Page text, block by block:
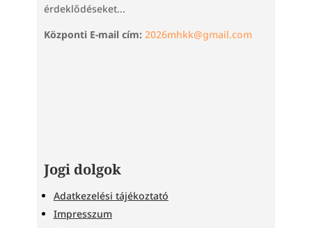
érdeklődéseket...
Központi E-mail cím: 2026mhkk@gmail.com
Jogi dolgok
Adatkezelési tájékoztató
Impresszum